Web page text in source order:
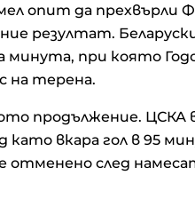
опит да прехвърли
резултат.
при която
на терена.
продължение. ЦСКА
като вкара гол в 95
отменено след